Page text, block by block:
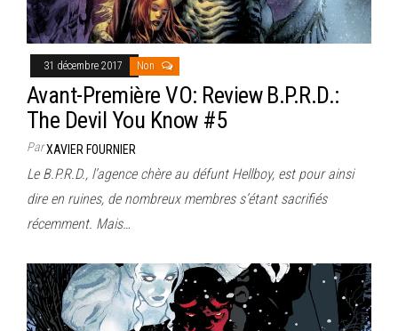
31 décembre 2017 Non
Avant-Première VO: Review B.P.R.D.:
The Devil You Know #5
ParXAVIER FOURNIER
Le B.P.R.D., l’agence chère au défunt Hellboy, est pour ainsi
dire en ruines, de nombreux membres s’étant sacrifiés
récemment. Mais…